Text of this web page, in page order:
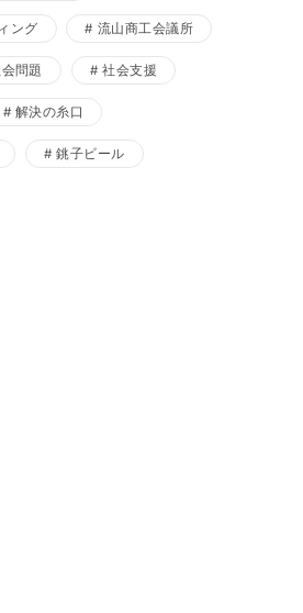
ング 流山商工会議所
問題 社会支援
解決の糸口
銚子ビール